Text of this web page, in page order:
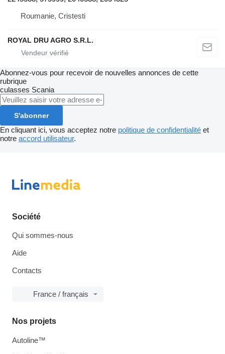
Roumanie, Cristesti
ROYAL DRU AGRO S.R.L.
Abonnez-vous pour recevoir de nouvelles annonces de cette
rubrique
culasses Scania
S'abonner
En cliquant ici, vous acceptez notre politique de confidentialité et
notre accord utilisateur.
Société
Qui sommes-nous
Aide
Contacts
France / français
Nos projets
Autoline™